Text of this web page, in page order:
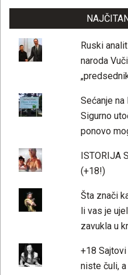
Ruski
naroda
Sećanje na
Sigurno
ponovo
ISTORIJA
(+18!)
Šta znači
li vas je
zavukla u
+18
niste čuli,